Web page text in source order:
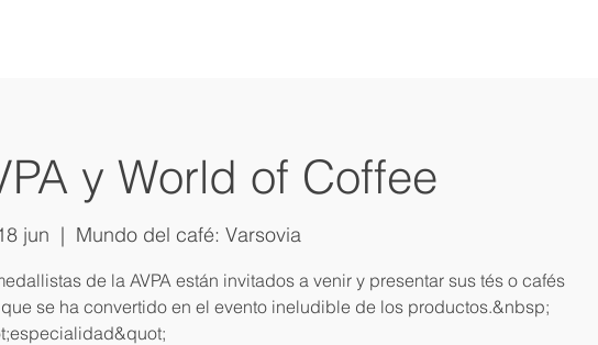
y World of Coffee
jun
  |
Mundo del café: Varsovia
de la AVPA están invitados a venir y presentar sus tés o cafés
se ha convertido en el evento ineludible de los productos.&nbsp;